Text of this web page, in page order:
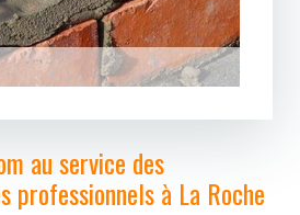
au service des
professionnels à La Roche